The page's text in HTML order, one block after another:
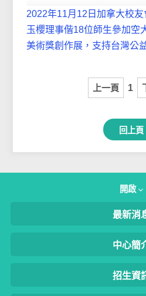
2022年11月12日加拿大校
玉櫻理事偕18位師生參加空
美術獎創作展，支持台灣公
上一頁 1
回上頁
開啟
最新消
中心簡
招生資